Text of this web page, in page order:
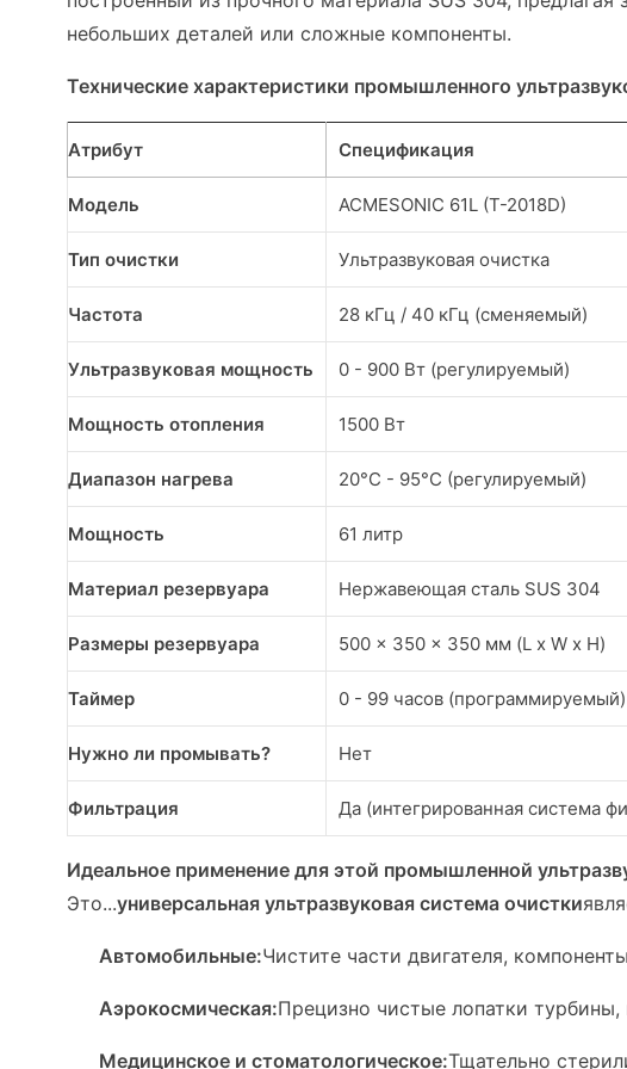
небольших деталей или сложные компоненты.
Технические характеристики промышленного
Атрибут Спецификация
Модель ACMESONIC 61L (T-2018D)
Тип очистки Ультразвуковая очистка
Частота 28 кГц / 40 кГц (сменяемый)
Ультразвуковая мощность 0 - 900 Вт (регулируемый)
Мощность отопления 1500 Вт
Диапазон нагрева 20°C - 95°C (регулируемый)
Мощность 61 литр
Материал резервуара Нержавеющая сталь SUS 304
Размеры резервуара 500 x 350 x 350 мм (L x W x H)
Таймер 0 - 99 часов (программируемый)
Нужно ли промывать? Нет
Фильтрация Да (интегрированная система
Идеальное применение для этой промышленной
Это...универсальная ультразвуковая система очистки
Автомобильные:Чистите части двигателя,
Аэрокосмическая:Прецизно чистые лопатки
Медицинское и стоматологическое:Тщательно